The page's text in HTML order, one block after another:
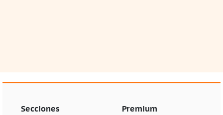
Secciones Premium